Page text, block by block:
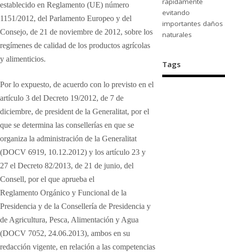
establecido en Reglamento (UE) número
1151/2012, del Parlamento Europeo y del
Consejo, de 21 de noviembre de 2012, sobre los
regímenes de calidad de los productos agrícolas
y alimenticios.
Por lo expuesto, de acuerdo con lo previsto en el
artículo 3 del Decreto 19/2012, de 7 de
diciembre, de president de la Generalitat, por el
que se determina las consellerías en que se
organiza la administración de la Generalitat
(DOCV 6919, 10.12.2012) y los artículo 23 y
27 el Decreto 82/2013, de 21 de junio, del
Consell, por el que aprueba el
Reglamento Orgánico y Funcional de la
Presidencia y de la Consellería de Presidencia y
de Agricultura, Pesca, Alimentación y Agua
(DOCV 7052, 24.06.2013), ambos en su
redacción vigente, en relación a las competencias
evitando
importantes daños
naturales
Tags